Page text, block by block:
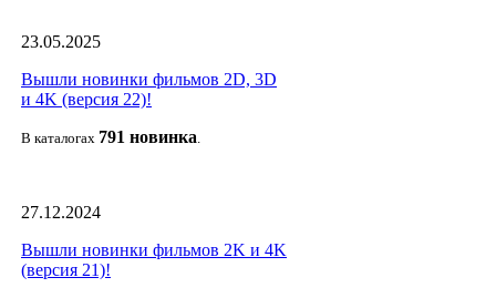
23.05.2025
Вышли новинки фильмов 2D, 3D
и 4K (версия 22)!
В каталогах 791 новинка.
27.12.2024
Вышли новинки фильмов 2K и 4K
(версия 21)!